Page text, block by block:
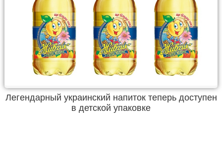
Легендарный украинский напиток теперь доступен
в детской упаковке